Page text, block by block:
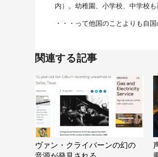
内）。幼稚園、小学校、中学校
・・・って他国のことよりも自
関連する記事
ヴァン・クライバーンの幻の